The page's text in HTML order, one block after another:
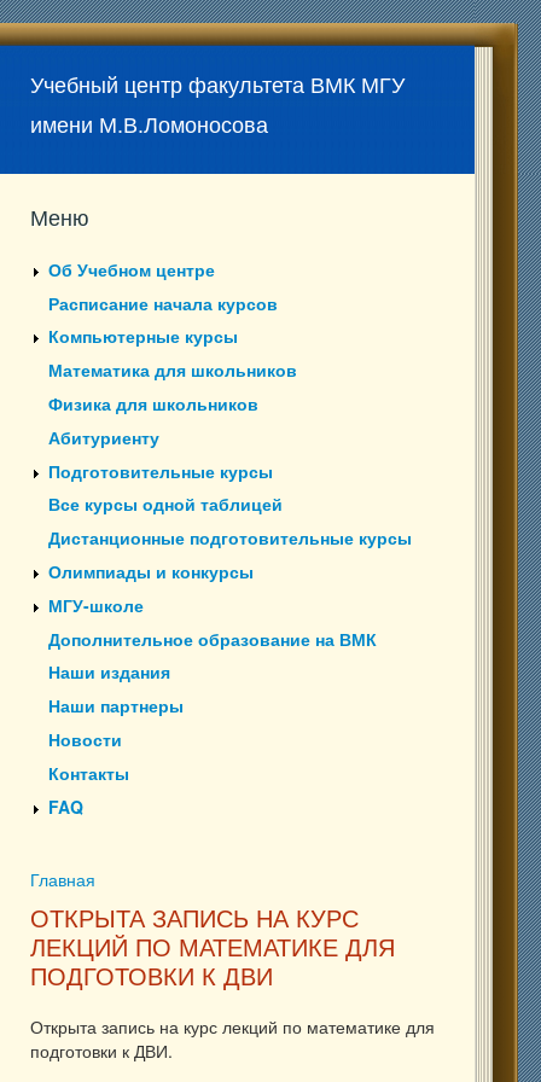
Учебный центр факультета ВМК МГУ
имени М.В.Ломоносова
Меню
Об Учебном центре
Расписание начала курсов
Компьютерные курсы
Математика для школьников
Физика для школьников
Абитуриенту
Подготовительные курсы
Все курсы одной таблицей
Дистанционные подготовительные курсы
Олимпиады и конкурсы
МГУ-школе
Дополнительное образование на ВМК
Наши издания
Наши партнеры
Новости
Контакты
FAQ
Вы здесь
Главная
ОТКРЫТА ЗАПИСЬ НА КУРС
ЛЕКЦИЙ ПО МАТЕМАТИКЕ ДЛЯ
ПОДГОТОВКИ К ДВИ
Открыта запись на курс лекций по математике для
подготовки к ДВИ.